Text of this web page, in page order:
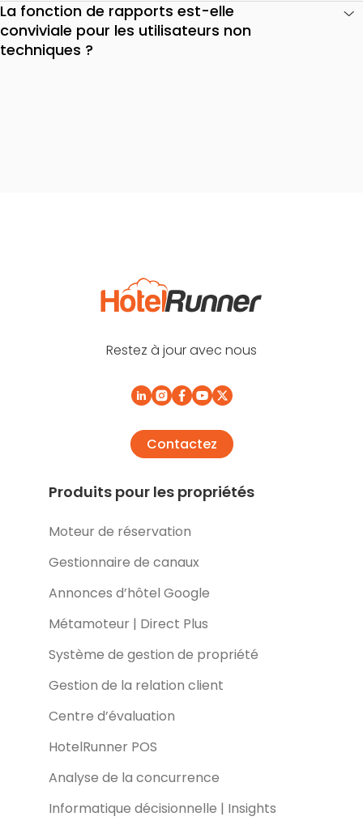
La fonction de rapports est-elle
conviviale pour les utilisateurs non
techniques ?
Restez à jour avec nous
Contactez
Produits pour les propriétés
Moteur de réservation
Gestionnaire de canaux
Annonces d’hôtel Google
Métamoteur | Direct Plus
Système de gestion de propriété
Gestion de la relation client
Centre d’évaluation
HotelRunner POS
Analyse de la concurrence
Informatique décisionnelle | Insights